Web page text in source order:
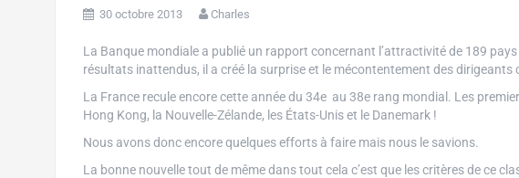
30 octobre 2013 Charles
La Banque mondiale a publié un rapport concernant l’attractivité de 189
résultats inattendus, il a créé la surprise et le mécontentement des dirigeants
La France recule encore cette année du 34e au 38e rang mondial. Les
Hong Kong, la Nouvelle-Zélande, les États-Unis et le Danemark !
Nous avons donc encore quelques efforts à faire mais nous le savions.
La bonne nouvelle tout de même dans tout cela c’est que les critères de ce